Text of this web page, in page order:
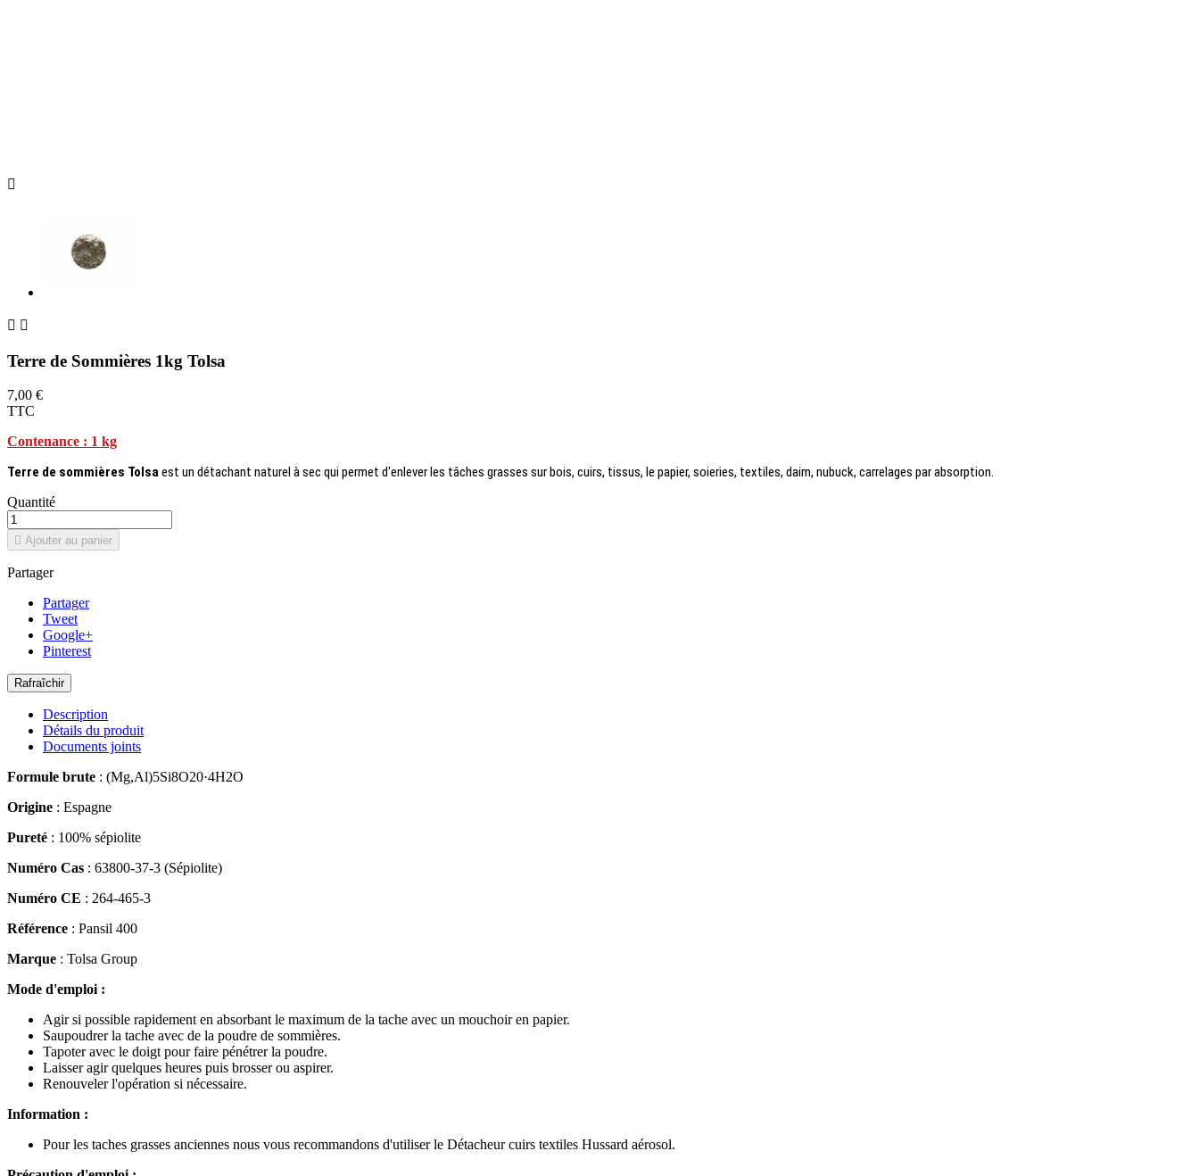

 
Terre de Sommières 1kg Tolsa
7,00 €
TTC
Contenance : 1 kg
Terre de sommières Tolsaest un détachant naturel à sec qui permet d'enlever les tâches grasses sur bois, cuirs, tissus, le papier, soieries, textiles, daim, nubuck, carrelages par absorption.
Quantité
 Ajouter au panier
Partager
Partager
Tweet
Google+
Pinterest
Description
Détails du produit
Documents joints
Formule brute : (Mg,Al)5Si8O20·4H2O
Origine : Espagne
Pureté : 100% sépiolite
Numéro Cas : 63800-37-3 (Sépiolite)
Numéro CE : 264-465-3
Référence : Pansil 400
Marque : Tolsa Group
Mode d'emploi :
Agir si possible rapidement en absorbant le maximum de la tache avec un mouchoir en papier.
Saupoudrer la tache avec de la poudre de sommières.
Tapoter avec le doigt pour faire pénétrer la poudre.
Laisser agir quelques heures puis brosser ou aspirer.
Renouveler l'opération si nécessaire.
Information :
Pour les taches grasses anciennes nous vous recommandons d'utiliser le Détacheur cuirs textiles Hussard aérosol.